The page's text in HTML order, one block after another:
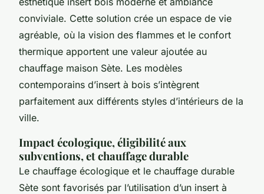
conviviale. Cette solution crée un espace de vie
agréable, où la vision des flammes et le confort
thermique apportent une valeur ajoutée au
chauffage maison Sète. Les modèles
contemporains d’insert à bois s’intègrent
parfaitement aux différents styles d’intérieurs de la
ville.
Impact écologique, éligibilité aux
subventions, et chauffage durable
Le chauffage écologique et le chauffage durable
Sète sont favorisés par l’utilisation d’un insert à